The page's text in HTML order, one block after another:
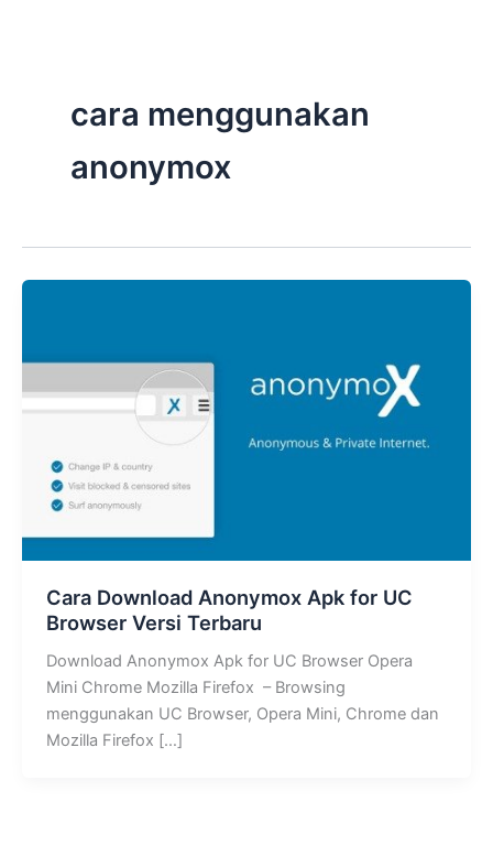
cara menggunakan
anonymox
Cara Download Anonymox Apk for UC
Browser Versi Terbaru
Download Anonymox Apk for UC Browser Opera
Mini Chrome Mozilla Firefox – Browsing
menggunakan UC Browser, Opera Mini, Chrome dan
Mozilla Firefox […]